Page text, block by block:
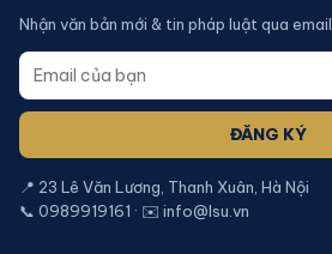
Nhận văn bản mới & tin pháp luật qua email.
ĐĂNG KÝ
📍 23 Lê Văn Lương, Thanh Xuân, Hà Nội
📞 0989919161 · ✉️ info@lsu.vn